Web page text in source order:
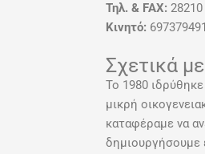
Τηλ. & FAX: 28210
Κινητό:
Σχετικά
Το 1980
μικρή
καταφέραμε να
δημιουργήσουμε